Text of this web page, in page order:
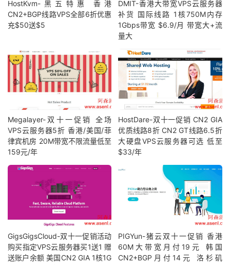
HostKvm-黑五特惠 香港
CN2+BGP线路VPS全部6折优惠
充$50送$5
DMIT-香港大带宽VPS云服务器
补货 国际线路 1核750M内存
1Gbps带宽 $6.9/月 带宽大+流
量大
Megalayer-双十一促销 全场
VPS云服务器5折 香港/美国/菲
律宾机房 20M带宽不限流量低至
159元/年
HostDare-双十一促销 CN2 GIA
优质线路8折 CN2 GT线路6.5折
大硬盘VPS云服务器可选 低至
$33/年
GigsGigsCloud-双十一促销活动
购买指定VPS云服务器买1送1 赠
送账户余额 美国CN2 GIA 1核1G
PIGYun-猪云双十一促销 香港
60M大带宽月付19元 韩国
CN2+BGP月付14元 洛杉矶